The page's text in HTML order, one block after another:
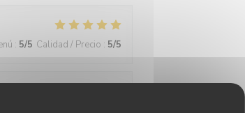
: 5/5 Calidad / Precio : 5/5